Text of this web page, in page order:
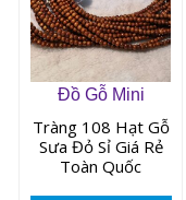
Đồ Gỗ Mini
Tràng 108 Hạt Gỗ
Sưa Đỏ Sỉ Giá Rẻ
Toàn Quốc